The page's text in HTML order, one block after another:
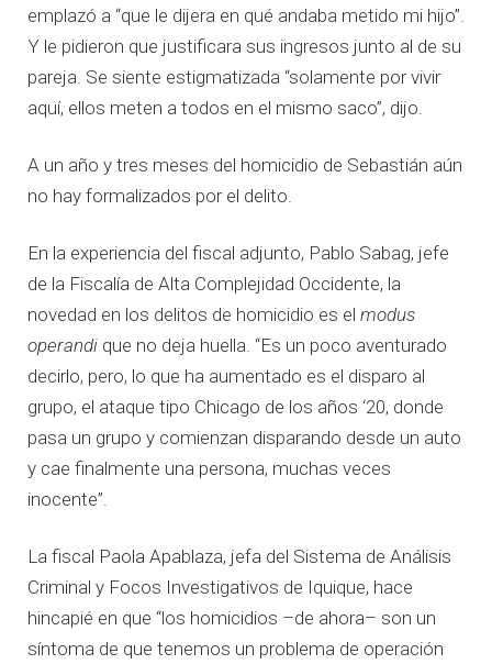
emplazó a “que le dijera en qué andaba metido mi hijo”.
Y le pidieron que justificara sus ingresos junto al de su
pareja. Se siente estigmatizada “solamente por vivir
aquí, ellos meten a todos en el mismo saco”, dijo.
A un año y tres meses del homicidio de Sebastián aún
no hay formalizados por el delito.
En la experiencia del fiscal adjunto, Pablo Sabag, jefe
de la Fiscalía de Alta Complejidad Occidente, la
novedad en los delitos de homicidio es el modus
operandi que no deja huella. “Es un poco aventurado
decirlo, pero, lo que ha aumentado es el disparo al
grupo, el ataque tipo Chicago de los años ‘20, donde
pasa un grupo y comienzan disparando desde un auto
y cae finalmente una persona, muchas veces
inocente”.
La fiscal Paola Apablaza, jefa del Sistema de Análisis
Criminal y Focos Investigativos de Iquique, hace
hincapié en que “los homicidios –de ahora– son un
síntoma de que tenemos un problema de operación